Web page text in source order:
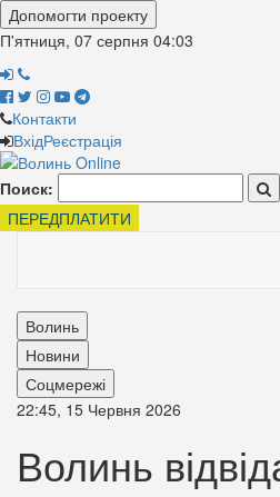
Допомогти проекту
П'ятниця, 07 серпня 04:03
Контакти
ВхідРеєстрація
Поиск:
ПЕРЕДПЛАТИТИ
Волинь
Новини
Соцмережі
22:45, 15 Червня 2026
Волинь